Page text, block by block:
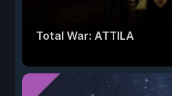
Total War: ATTILA